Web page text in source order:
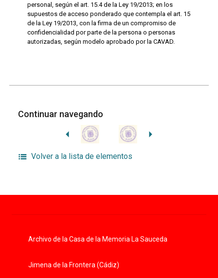
personal, según el art. 15.4 de la Ley 19/2013; en los
supuestos de acceso ponderado que contempla el art. 15
de la Ley 19/2013, con la firma de un compromiso de
confidencialidad por parte de la persona o personas
autorizadas, según modelo aprobado por la CAVAD.
Continuar navegando
Volver a la lista de elementos
Archivo de la Casa de la Memoria La Sauceda
Jimena de la Frontera (Cádiz)